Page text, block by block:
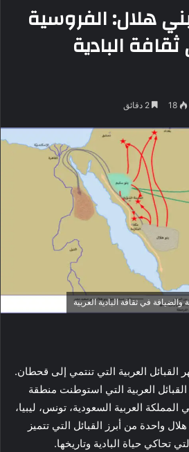
هلال: الفروسية
البادية
18
في ثقافة البادية العربية
القبائل العربية التي تنتمي إلى قحطان.
العربية التي استوطنت منطقة
المملكة العربية السعودية، تونس، ليبيا،
واحدة من أبرز القبائل التي تتميز
تحاكي حياة البادية وتاريخها.